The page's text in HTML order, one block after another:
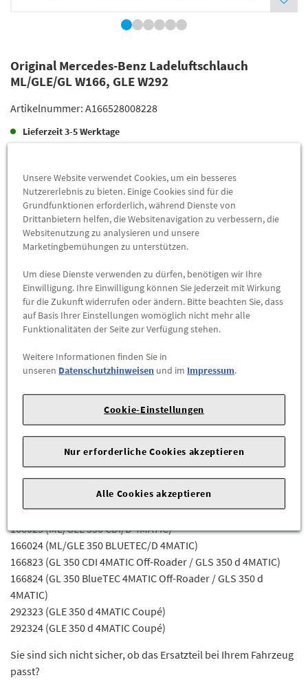
Original Mercedes-Benz Ladeluftschlauch
ML/GLE/GL W166, GLE W292
Artikelnummer: A166528008228
Lieferzeit3-5 Werktage
Preis inkl.19%MwSt.
Versandkostenfrei
Abholung
Abholbar andiesen Standorten
-
dialog.mb@mercedes-benz.com|Webseite:
https://www.mercedes-benz.com
Zum Beispiel passend (kann Ausstattung- oder
166023 (ML/GLE 350 CDI/D 4MATIC)
166024 (ML/GLE 350 BLUETEC/D 4MATIC)
166823 (GL 350 CDI 4MATIC Off-Roader / GLS 350 d 4MATIC)
166824 (GL 350 BlueTEC 4MATIC Off-Roader / GLS 350 d
4MATIC)
292323 (GLE 350 d 4MATIC Coupé)
292324 (GLE 350 d 4MATIC Coupé)
Sie sind sich nicht sicher, ob das Ersatzteil bei Ihrem Fahrzeug
passt?
Unsere Website verwendet Cookies, um ein besseres
Nutzererlebnis zu bieten. Einige Cookies sind für die
Grundfunktionen erforderlich, während Dienste von
Drittanbietern helfen, die Websitenavigation zu verbessern, die
Websitenutzung zu analysieren und unsere
Marketingbemühungen zu unterstützen.
Um diese Dienste verwenden zu dürfen, benötigen wir Ihre
Einwilligung. Ihre Einwilligung können Sie jederzeit mit Wirkung
für die Zukunft widerrufen oder ändern. Bitte beachten Sie, dass
auf Basis Ihrer Einstellungen womöglich nicht mehr alle
Funktionalitäten der Seite zur Verfügung stehen.
Weitere Informationen finden Sie in
unseren Datenschutzhinweisen und im Impressum.
Cookie-Einstellungen
Nur erforderliche Cookies akzeptieren
Alle Cookies akzeptieren